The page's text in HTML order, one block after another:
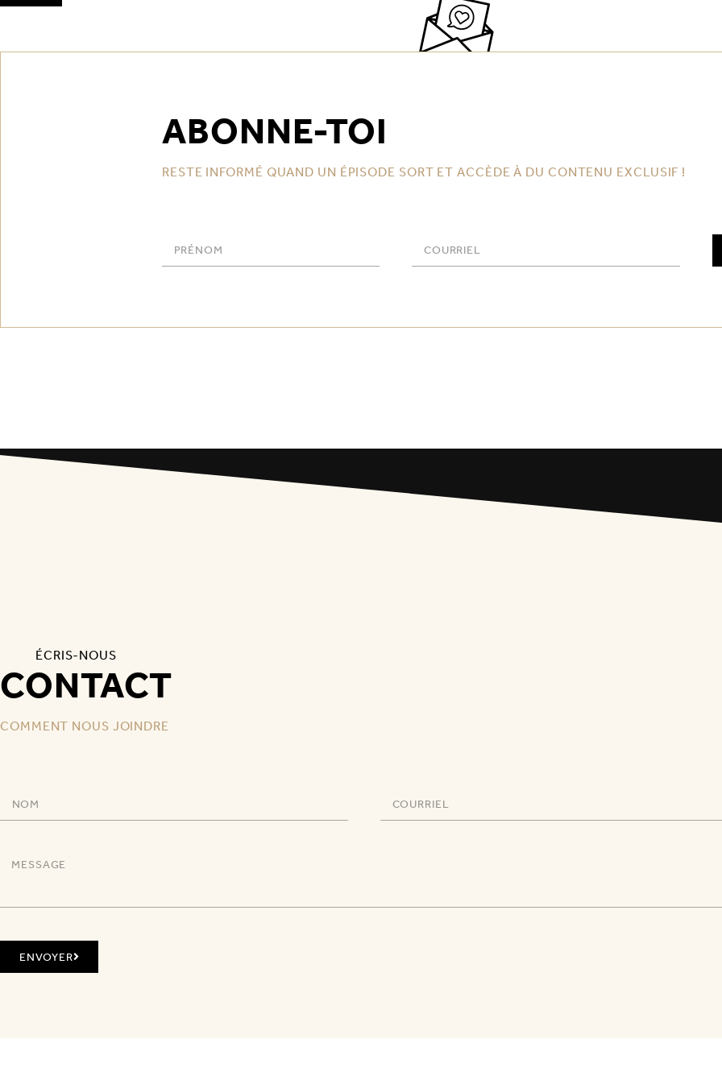
ABONNE-TOI
RESTE INFORMÉ QUAND UN ÉPISODE SORT ET ACCÈDE À DU CONTENU EXCLUSIF !
ÉCRIS-NOUS
CONTACT
COMMENT NOUS JOINDRE
ENVOYER